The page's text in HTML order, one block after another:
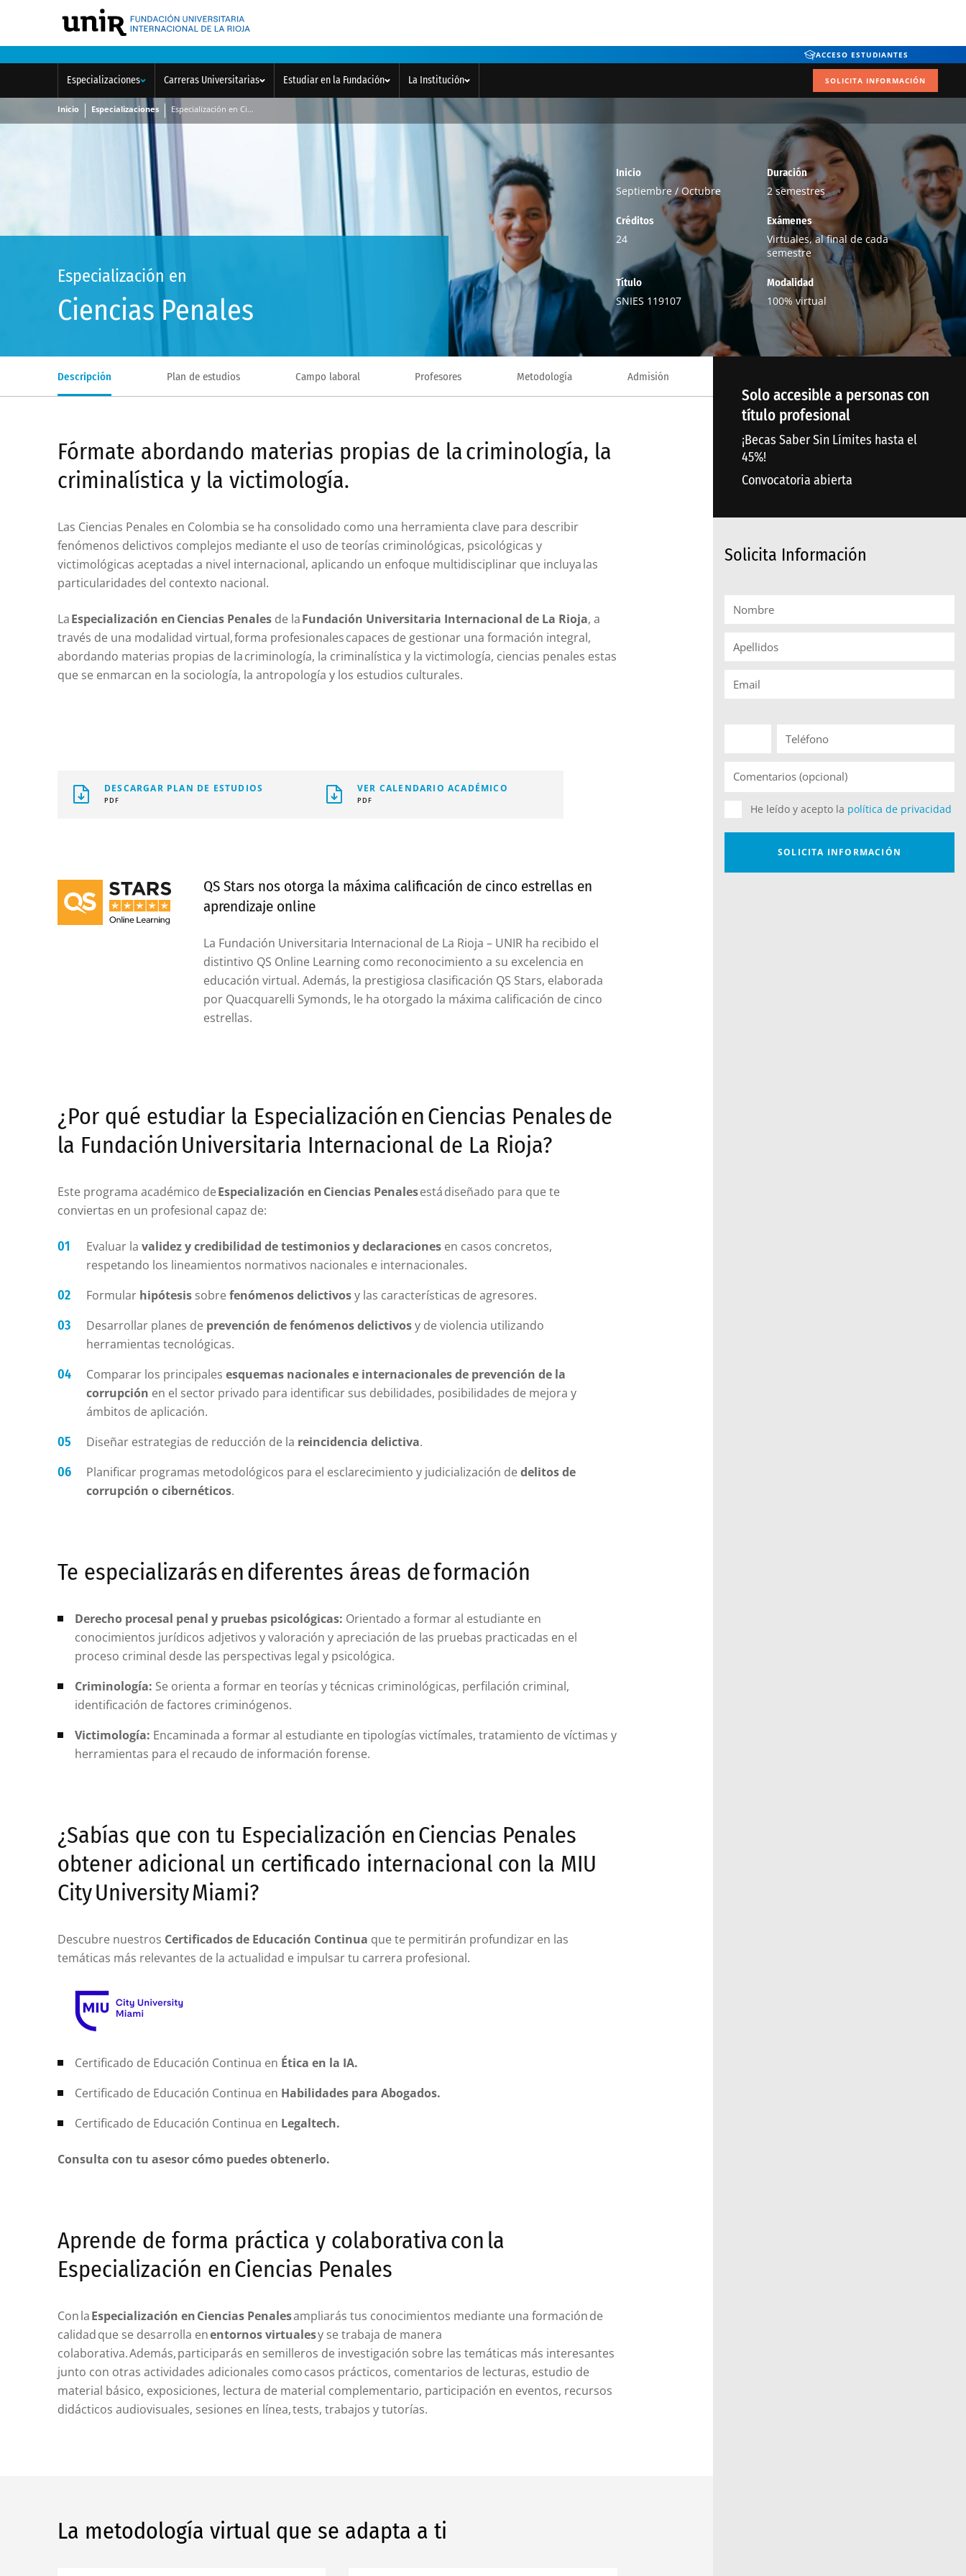
ACCESO ESTUDIANTES
SOLICITA INFORMACIÓN
Especializaciones Carreras Universitarias Estudiar en la Fundación La Institución
Inicio Especializaciones Especialización en Ciencias Penales
Especialización en
Ciencias Penales
Inicio
Septiembre / Octubre
Duración
2 semestres
Créditos
24
Exámenes
Virtuales, al final de cada
semestre
Título
SNIES 119107
Modalidad
100% virtual
Descripción Plan de estudios Campo laboral Profesores Metodología Admisión
Fórmate abordando materias propias de la criminología, la
criminalística y la victimología.
Las Ciencias Penales en Colombia se ha consolidado como una herramienta clave para describir
fenómenos delictivos complejos mediante el uso de teorías criminológicas, psicológicas y
victimológicas aceptadas a nivel internacional, aplicando un enfoque multidisciplinar que incluya las
particularidades del contexto nacional.
LaEspecialización en Ciencias Penales de laFundación Universitaria Internacional de La Rioja, a
través de una modalidad virtual, forma profesionales capaces de gestionar una formación integral,
abordando materias propias de la criminología, la criminalística y la victimología, ciencias penales estas
que se enmarcan en la sociología, la antropología y los estudios culturales.
DESCARGAR PLAN DE ESTUDIOS
PDF
VER CALENDARIO ACADÉMICO
PDF
QS Stars nos otorga la máxima calificación de cinco estrellas en
aprendizaje online
La Fundación Universitaria Internacional de La Rioja – UNIR ha recibido el
distintivo QS Online Learning como reconocimiento a su excelencia en
educación virtual. Además, la prestigiosa clasificación QS Stars, elaborada
por Quacquarelli Symonds, le ha otorgado la máxima calificación de cinco
estrellas.
¿Por qué estudiar la Especialización en Ciencias Penales de
la Fundación Universitaria Internacional de La Rioja?
Este programa académico deEspecialización en Ciencias Penalesestá diseñado para que te
conviertas en un profesional capaz de:
Evaluar la validez y credibilidad de testimonios y declaraciones en casos concretos,
respetando los lineamientos normativos nacionales e internacionales.
Formular hipótesis sobrefenómenos delictivosy las características de agresores.
Desarrollar planes de prevención de fenómenos delictivosy de violencia utilizando
herramientas tecnológicas.
Comparar los principales esquemas nacionales e internacionales de prevención de la
corrupción en el sector privado para identificar sus debilidades, posibilidades de mejora y
ámbitos de aplicación.
Diseñar estrategias de reducción de la reincidencia delictiva.
Planificar programas metodológicos para el esclarecimiento y judicialización dedelitos de
corrupción o cibernéticos.
Te especializarás en diferentes áreas de formación
Derecho procesal penal y pruebas psicológicas: Orientado a formar al estudiante en
conocimientos jurídicos adjetivos y valoración y apreciación de las pruebas practicadas en el
proceso criminal desde las perspectivas legal y psicológica.
Criminología: Se orienta a formar en teorías y técnicas criminológicas, perfilación criminal,
identificación de factores criminógenos.
Victimología: Encaminada a formar al estudiante en tipologías victímales, tratamiento de víctimas y
herramientas para el recaudo de información forense.
¿Sabías que con tu Especialización en Ciencias Penales
obtener adicional un certificado internacional con la MIU
City University Miami?
Descubre nuestros Certificados de Educación Continua que te permitirán profundizar en las
temáticas más relevantes de la actualidad e impulsar tu carrera profesional.
Certificado de Educación Continua en Ética en la IA.
Certificado de Educación Continua en Habilidades para Abogados.
Certificado de Educación Continua en Legaltech.
Consulta con tu asesor cómo puedes obtenerlo.
Aprende de forma práctica y colaborativa con la
Especialización en Ciencias Penales
Con laEspecialización en Ciencias Penalesampliarás tus conocimientos mediante una formación de
calidad que se desarrolla enentornos virtualesy se trabaja de manera
colaborativa. Además, participarás en semilleros de investigación sobre las temáticas más interesantes
junto con otras actividades adicionales como casos prácticos, comentarios de lecturas, estudio de
material básico, exposiciones, lectura de material complementario, participación en eventos, recursos
didácticos audiovisuales, sesiones en línea, tests, trabajos y tutorías.
La metodología virtual que se adapta a ti
Solo accesible a personas con
título profesional
¡Becas Saber Sin Límites hasta el
45%!
Convocatoria abierta
Solicita Información